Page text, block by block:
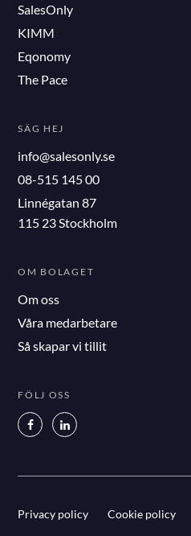
SalesOnly
KIMM
Eqonomy
The Pace
SÄG HEJ
info@salesonly.se
08-515 145 00
Linnégatan 87
115 23 Stockholm
OM BOLAGET
Om oss
Våra medarbetare
Så skapar vi tillit
FÖLJ OSS
Privacy policy Cookie policy